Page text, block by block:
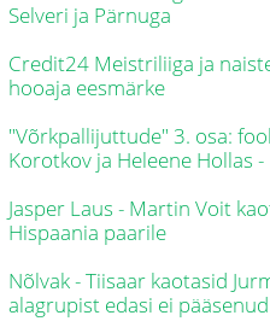
Selveri ja Pärnuga
Credit24 Meistriliiga ja
hooaja eesmärke
"Võrkpallijuttude" 3. osa:
Korotkov ja Heleene Hollas
Jasper Laus - Martin Voit
Hispaania paarile
Nõlvak - Tiisaar kaotasid
alagrupist edasi ei